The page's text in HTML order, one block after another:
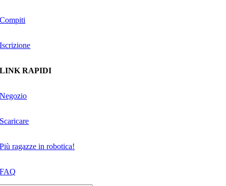
Compiti
Iscrizione
LINK RAPIDI
Negozio
Scaricare
Più ragazze in robotica!
FAQ